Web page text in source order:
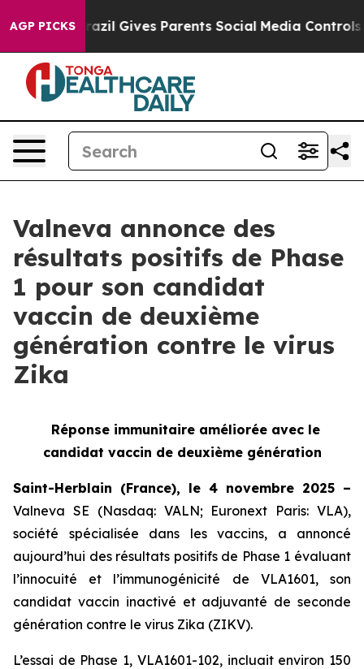
AGP PICKS
Brazil Gives Parents Social Media Controls for
Valneva annonce des
résultats positifs de Phase
1 pour son candidat
vaccin de deuxième
génération contre le virus
Zika
Réponse immunitaire améliorée avec le
candidat vaccin de deuxième génération
Saint-Herblain (France), le 4 novembre 2025 –
Valneva SE (Nasdaq: VALN; Euronext Paris: VLA),
société spécialisée dans les vaccins, a annoncé
aujourd’hui des résultats positifs de Phase 1 évaluant
l’innocuité et l’immunogénicité de VLA1601, son
candidat vaccin inactivé et adjuvanté de seconde
génération contre le virus Zika (ZIKV).
L’essai de Phase 1, VLA1601-102, incluait environ 150